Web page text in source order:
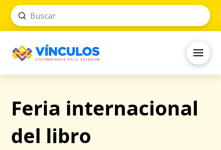
Search
Submit
Feria internacional
del libro